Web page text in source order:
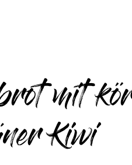
mit
Kiwi